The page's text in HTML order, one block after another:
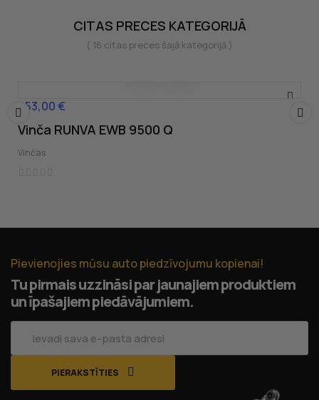
CITAS PRECES KATEGORIJĀ
( 16 citas preces šajā kategorijā )
Cena
853,00 €
Vinča RUNVA EWB 9500 Q
Vinčas
‹
Pievienojies mūsu auto piedzīvojumu kopienai!
Tu pirmais uzzināsi par jaunajiem produktiem
un īpašajiem piedāvājumiem.
PIERAKSTĪTIES